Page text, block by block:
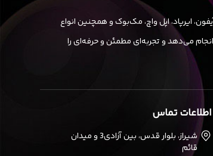
ایرپاد، اپل واچ، مک‌بوک و همچنین انواع
می‌دهد و تجربه‌ای مطمئن و حرفه‌ای را
اطلاعات تماس
شیراز، بلوار قدس، بین آزادی3 و میدان
قائم